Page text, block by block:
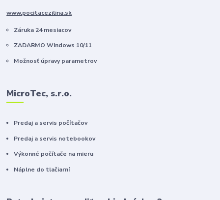
www.pocitacezilina.sk
Záruka 24 mesiacov
ZADARMO Windows 10/11
Možnosť úpravy parametrov
MicroTec, s.r.o.
Predaj a servis počítačov
Predaj a servis notebookov
Výkonné počítače na mieru
Náplne do tlačiarní